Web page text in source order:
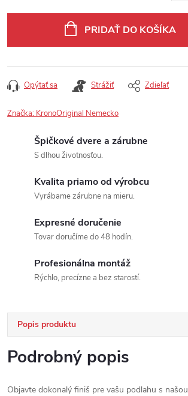
PRIDAŤ DO KOŠÍKA
Opýtať sa Strážiť Zdieľať
Značka: KronoOriginal Nemecko
Špičkové dvere a zárubne
S dlhou životnosťou.
Kvalita priamo od výrobcu
Vyrábame zárubne na mieru.
Expresné doručenie
Tovar doručíme do 48 hodín.
Profesionálna montáž
Rýchlo, precízne a bez starostí.
Popis produktu
Podrobný popis
Objavte dokonalý finiš pre vašu podlahu s našou